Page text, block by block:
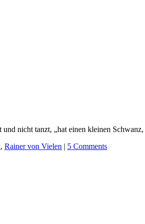
nicht tanzt, „hat einen kleinen
, Rainer von Vielen 5 Comments